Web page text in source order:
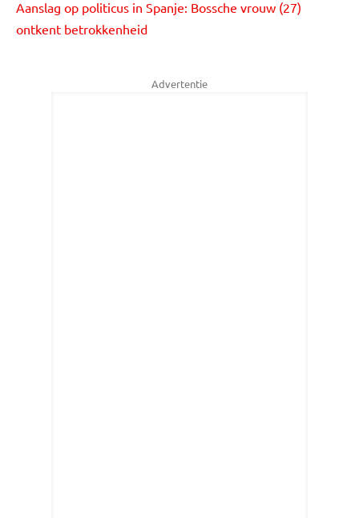
Aanslag op politicus in Spanje: Bossche vrouw (27)
ontkent betrokkenheid
Advertentie